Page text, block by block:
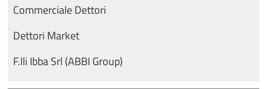
Commerciale Dettori
Dettori Market
F.lli Ibba Srl (ABBI Group)